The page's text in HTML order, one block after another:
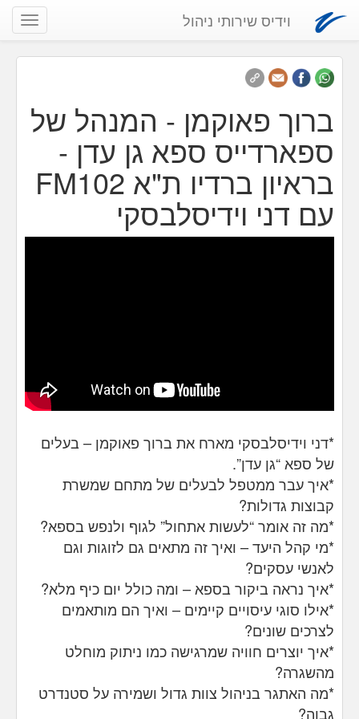
שנה
וידיס שירותי ניהול
ברוך פאוקמן - המנהל של
ספארדייס ספא גן עדן -
בראיון ברדיו ת"א FM102
עם דני וידיסלבסקי
*דני וידיסלבסקי מארח את ברוך פאוקמן – בעלים
של ספא “גן עדן”.
*איך עבר ממטפל לבעלים של מתחם שמשרת
קבוצות גדולות?
*מה זה אומר “לעשות אתחול” לגוף ולנפש בספא?
*מי קהל היעד – ואיך זה מתאים גם לזוגות וגם
לאנשי עסקים?
*איך נראה ביקור בספא – ומה כולל יום כיף מלא?
*אילו סוגי עיסויים קיימים – ואיך הם מותאמים
לצרכים שונים?
*איך יוצרים חוויה שמרגישה כמו ניתוק מוחלט
מהשגרה?
*מה האתגר בניהול צוות גדול ושמירה על סטנדרט
גבוה?